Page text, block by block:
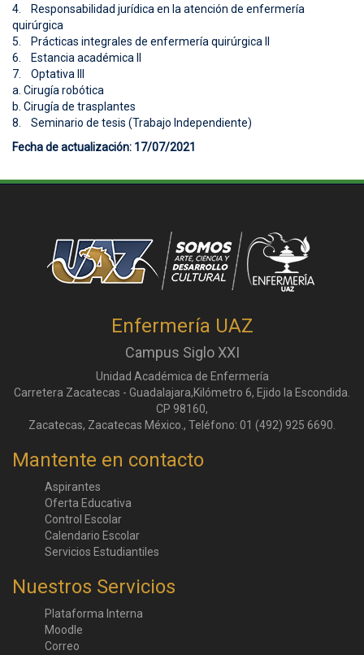
4. Responsabilidad jurídica en la atención de enfermería
quirúrgica
5. Prácticas integrales de enfermería quirúrgica II
6. Estancia académica II
7. Optativa III
a. Cirugía robótica
b. Cirugía de trasplantes
8. Seminario de tesis (Trabajo Independiente)
Fecha de actualización: 17/07/2021
Enfermería UAZ
Campus Siglo XXI
Unidad Académica de Enfermería
Carretera Zacatecas - Guadalajara,Kilómetro 6, Ejido la Escondida.
CP 98160,
Zacatecas, Zacatecas México., Teléfono: 01 (492) 925 6690.
Mantente en contacto
Aspirantes
Oferta Educativa
Control Escolar
Calendario Escolar
Servicios Estudiantiles
Nuestros Servicios
Plataforma Interna
Moodle
Correo